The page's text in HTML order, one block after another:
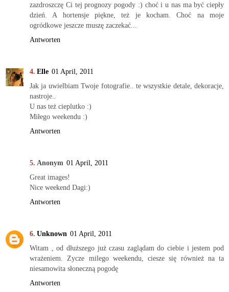
zazdroszczę Ci tej prognozy pogody :) choć i u nas ma być ciepły
dzień. A hortensje piękne, też je kocham. Choć na moje
ogródkowe jeszcze muszę zaczekać...
Antworten
Elle 01 April, 2011
Jak ja uwielbiam Twoje fotografie.. te wszystkie detale, dekoracje,
nastroje..
U nas też cieplutko :)
Miłego weekendu :)
Antworten
Anonym 01 April, 2011
Great images!
Nice weekend Dagi:)
Antworten
Unknown 01 April, 2011
Witam , od dłuższego już czasu zaglądam do ciebie i jestem pod
wrażeniem. Zycze milego weekendu, ciesze się również na ta
niesamowita słoneczną pogodę
Antworten